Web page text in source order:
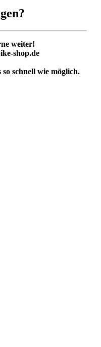
weiter!
shop.de
schnell wie möglich.